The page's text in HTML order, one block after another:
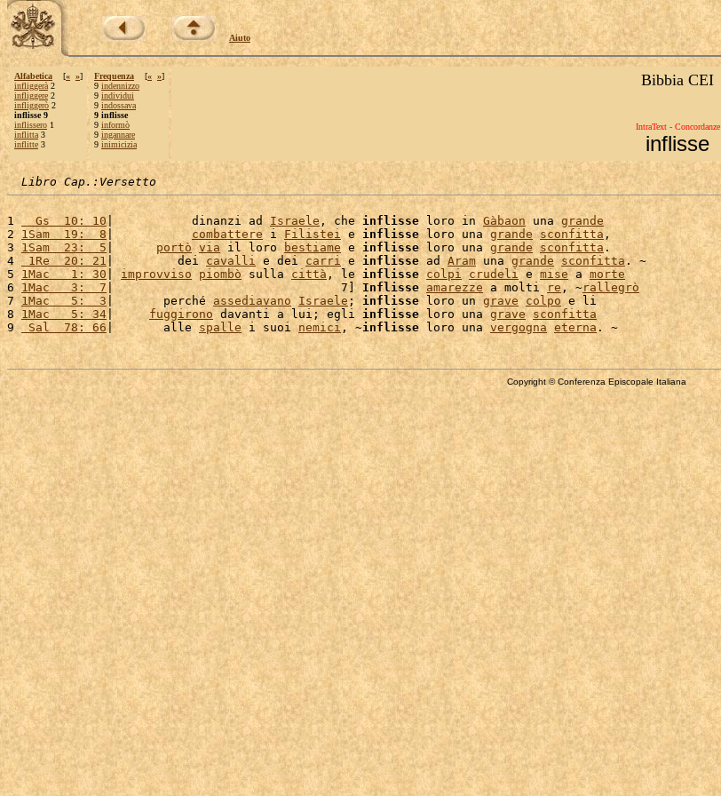
Aiuto
Alfabetica [« »]
infliggerà 2
infliggere 2
infliggerò 2
inflisse 9
inflissero 1
inflitta 3
inflitte 3
Frequenza [« »]
9 indennizzo
9 individui
9 indossava
9 inflisse
9 informò
9 ingannare
9 inimicizia
Bibbia CEI
IntraText - Concordanze
inflisse
Libro Cap.:Versetto
1
  Gs  10: 10
|           dinanzi ad Israele , che inflisse loro in Gàbaon una grande
2 1Sam  19:  8 | combattere i Filistei e inflisse loro una grande sconfitta ,
3 1Sam  23:  5 | portò via il loro bestiame e inflisse loro una grande sconfitta .
4
1Re  20: 21|         dei cavalli e dei carri e inflisse ad Aram una grande sconfitta. ~
5 1Mac   1: 30 | improvviso piombò sulla città , le inflisse colpi crudeli e mise a morte
6 1Mac   3:  7 |                                7] Inflisse amarezze a molti re, ~rallegrò
7 1Mac   5:  3 |       perché assediavano Israele ; inflisse loro un grave colpo e li
8 1Mac   5: 34 | fuggirono davanti a lui; egli inflisse loro una grave sconfitta
9 Sal  78: 66 |       alle spalle i suoi nemici , ~inflisse loro una vergogna eterna
Copyright © Conferenza Episcopale Italiana